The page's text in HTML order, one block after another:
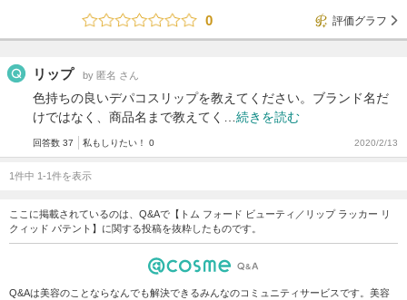
0
評価グラフ
リップ by 匿名 さん
色持ちの良いデパコスリップを教えてください。ブランド名だ
けではなく、商品名まで教えてく… 続きを読む
回答数 37 私もしりたい！ 0 2020/2/13
1件中 1-1件を表示
ここに掲載されているのは、Q&Aで【トム フォード ビューティ／リップ ラッカー リ
クィッド パテント】に関する投稿を抜粋したものです。
Q&Aは美容のことならなんでも解決できるみんなのコミュニティサービスです。美容